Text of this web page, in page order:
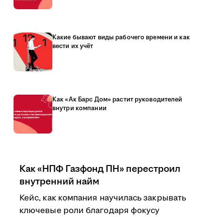
Какие бывают виды рабочего времени и как
вести их учёт
Как «Ак Барс Дом» растит руководителей
внутри компании
Как «НПФ Газфонд ПН» перестроил
внутренний найм
Кейс, как компания научилась закрывать
ключевые роли благодаря фокусу